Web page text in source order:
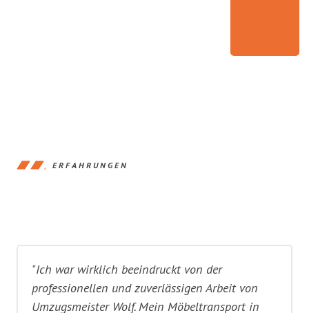
ERFAHRUNGEN
"Ich war wirklich beeindruckt von der
professionellen und zuverlässigen Arbeit von
Umzugsmeister Wolf. Mein Möbeltransport in